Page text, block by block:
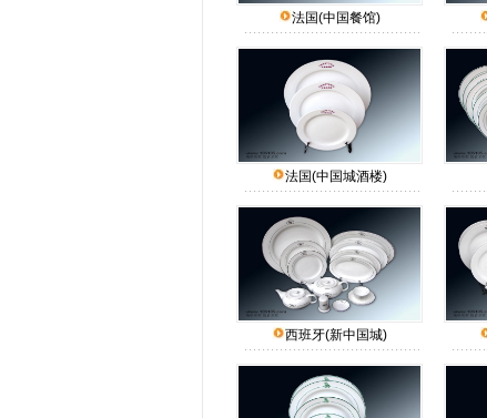
法国(中国餐馆)
法国(中国城酒楼)
西班牙(新中国城)